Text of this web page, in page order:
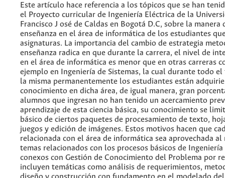
Este artículo hace referencia a los tópicos que se han
el Proyecto curricular de Ingeniería Eléctrica de la
Francisco J osé de Caldas en Bogotá D.C, sobre la manera
enseñanza en el área de informática de los estudiantes
asignaturas. La importancia del cambio de estrategia
enseñanza radica en que durante la carrera, el nivel de
en el área de informática es menor que en otras carreras
ejemplo en Ingeniería de Sistemas, la cual durante todo el
la misma permanentemente los estudiantes están
conocimiento en dicha área, de igual manera, gran
alumnos que ingresan no han tenido un acercamiento
aprendizaje de esta ciencia básica, su conocimiento se
básico de ciertos paquetes de procesamiento de texto,
juegos y edición de imágenes. Estos motivos hacen que
relacionada con el área de informática sea aprovechada al
temas relacionados con los procesos básicos de
conexos con Gestión de Conocimiento del Problema por
incluyen temáticas como análisis de requerimientos,